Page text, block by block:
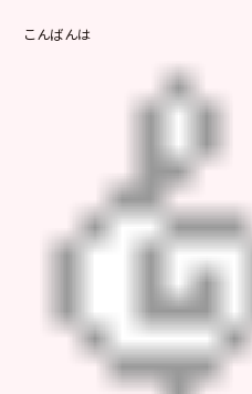
こんばんは